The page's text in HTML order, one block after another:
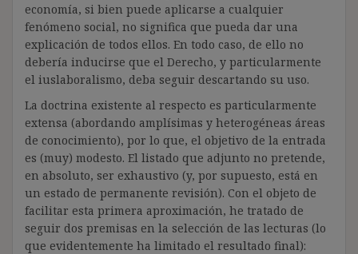
economía, si bien puede aplicarse a cualquier
fenómeno social, no significa que pueda dar una
explicación de todos ellos. En todo caso, de ello no
debería inducirse que el Derecho, y particularmente
el iuslaboralismo, deba seguir descartando su uso.
La doctrina existente al respecto es particularmente
extensa (abordando amplísimas y heterogéneas áreas
de conocimiento), por lo que, el objetivo de la entrada
es (muy) modesto. El listado que adjunto no pretende,
en absoluto, ser exhaustivo (y, por supuesto, está en
un estado de permanente revisión). Con el objeto de
facilitar esta primera aproximación, he tratado de
seguir dos premisas en la selección de las lecturas (lo
que evidentemente ha limitado el resultado final):